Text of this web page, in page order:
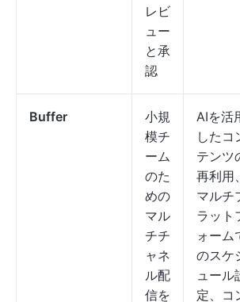
レビ
ュー
と承
認
Buffer
小規
模チ
ーム
のた
めの
マル
チチ
ャネ
ル配
信を
AIを活
したコ
テンツ
再利用、
マルチ
ラット
ォーム
のスケ
ュール
定、コ